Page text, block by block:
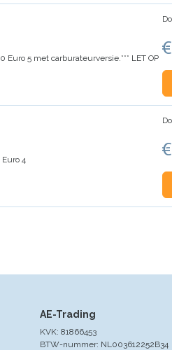
Euro 5 met carburateurversie.*** LET OP
4
AE-Trading
KVK: 81866453
BTW-nummer: NL003612252B34